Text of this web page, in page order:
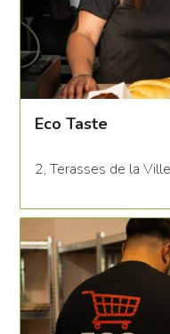
Eco Taste
2, Terasses de la